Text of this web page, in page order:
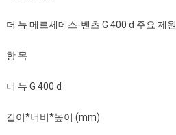
더 뉴 메르세데스-벤츠 G 400 d 주요 제원
항 목
더 뉴 G 400 d
길이*너비*높이 (mm)